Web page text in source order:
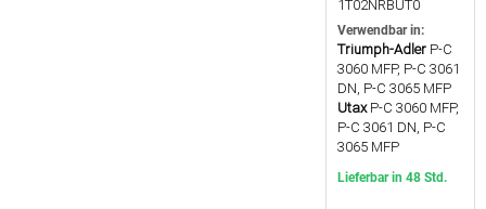
1T02NRBUT0
Verwendbar in:
Triumph-Adler P-C
3060 MFP, P-C 3061
DN, P-C 3065 MFP
Utax P-C 3060 MFP,
P-C 3061 DN, P-C
3065 MFP
Lieferbar in 48 Std.